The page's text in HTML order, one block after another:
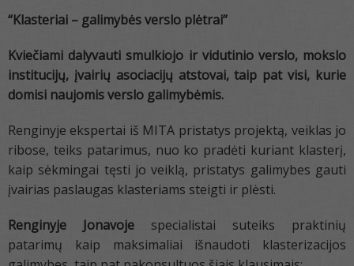
“Klasteriai – galimybės verslo plėtrai”
Kviečiami dalyvauti smulkiojo ir vidutinio verslo, mokslo
institucijų, įvairių asociacijų atstovai, taip pat visi, kurie
domisi naujomis verslo galimybėmis.
Renginyje ekspertai iš MITA pristatys projektą, veiklas jo
ribose, teiks patarimus, nuo ko pradėti kuriant klasterį,
kaip sėkmingai tęsti jo veiklą, pristatys galimybes gauti
įvairias paslaugas klasteriams steigti ir plėsti.
Renginyje Jonavoje specialistai suteiks praktinių
patarimų kaip maksimaliai išnaudoti klasterizacijos